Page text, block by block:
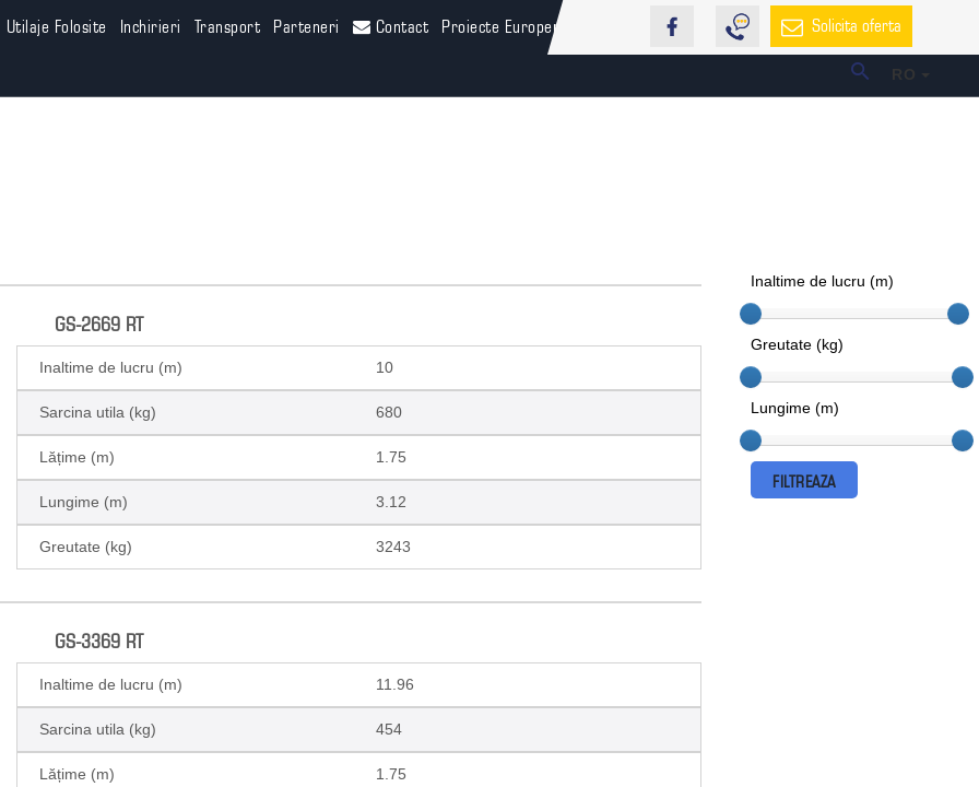
Utilaje Folosite Inchirieri Transport Parteneri Contact Proiecte Europene Solicita oferta
RO
GS-2669 RT
Inaltime de lucru (m) 10
Sarcina utila (kg) 680
Lățime (m) 1.75
Lungime (m) 3.12
Greutate (kg) 3243
GS-3369 RT
Inaltime de lucru (m) 11.96
Sarcina utila (kg) 454
Lățime (m) 1.75
Inaltime de lucru (m)
Greutate (kg)
Lungime (m)